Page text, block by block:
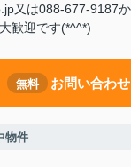
又は088-677-9187か
歓迎です(*^^*)
無料 お問い合わせ
物件